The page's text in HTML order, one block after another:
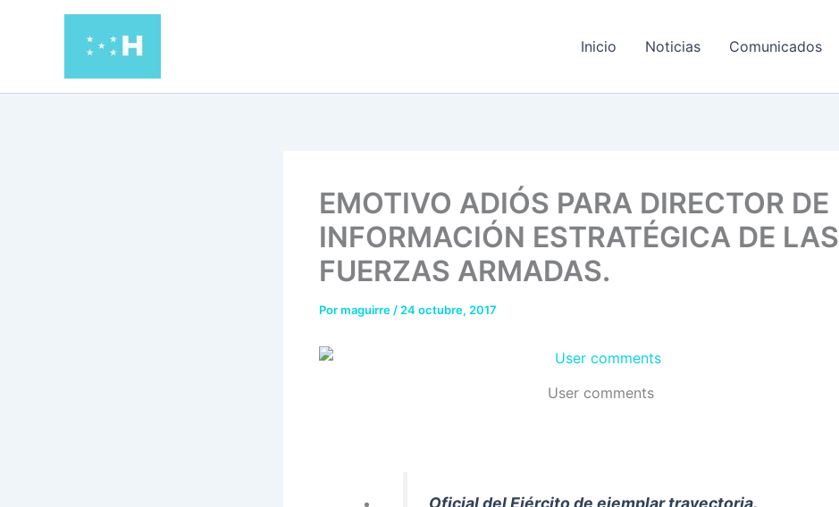
Inicio Noticias Comunicados
EMOTIVO ADIÓS PARA DIRECTOR DE
INFORMACIÓN ESTRATÉGICA DE LAS
FUERZAS ARMADAS.
Pormaguirre / 24 octubre, 2017
User comments
Oficial del Ejército de ejemplar trayectoria.